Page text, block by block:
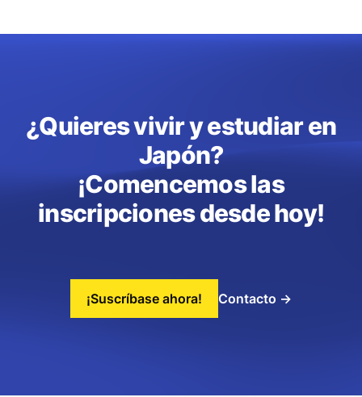
¿Quieres vivir y estudiar en
Japón?
¡Comencemos las
inscripciones desde hoy!
¡Suscríbase ahora! Contacto →